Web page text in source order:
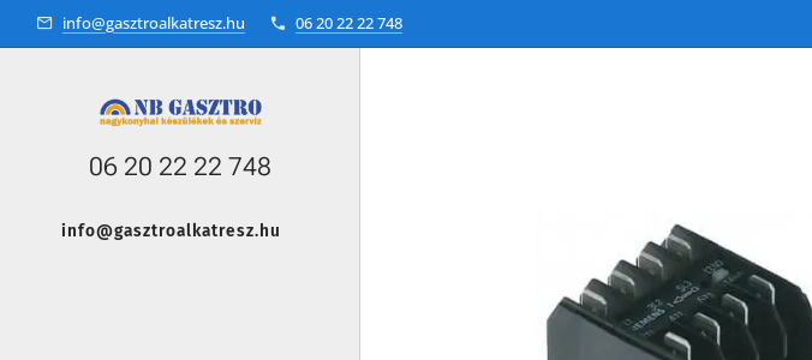
info@gasztroalkatresz.hu 06 20 22 22 748
06 20 22 22 748
info@gasztroalkatresz.hu